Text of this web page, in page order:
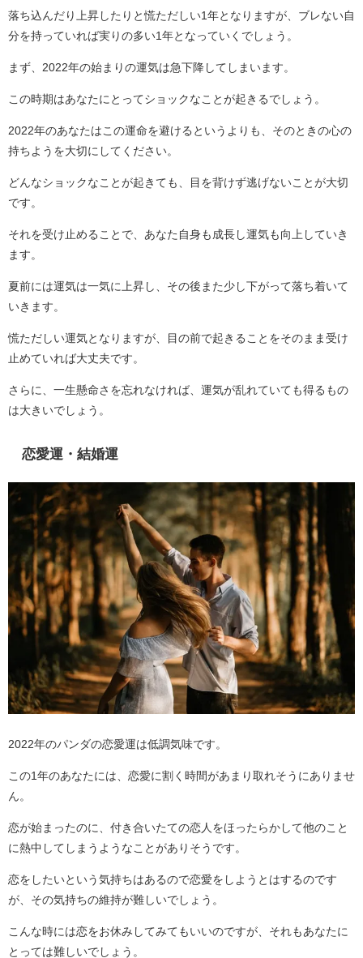
落ち込んだり上昇したりと慌ただしい1年となりますが、ブレない自
分を持っていれば実りの多い1年となっていくでしょう。
まず、2022年の始まりの運気は急下降してしまいます。
この時期はあなたにとってショックなことが起きるでしょう。
2022年のあなたはこの運命を避けるというよりも、そのときの心の
持ちようを大切にしてください。
どんなショックなことが起きても、目を背けず逃げないことが大切
です。
それを受け止めることで、あなた自身も成長し運気も向上していき
ます。
夏前には運気は一気に上昇し、その後また少し下がって落ち着いて
いきます。
慌ただしい運気となりますが、目の前で起きることをそのまま受け
止めていれば大丈夫です。
さらに、一生懸命さを忘れなければ、運気が乱れていても得るもの
は大きいでしょう。
恋愛運・結婚運
2022年のパンダの恋愛運は低調気味です。
この1年のあなたには、恋愛に割く時間があまり取れそうにありませ
ん。
恋が始まったのに、付き合いたての恋人をほったらかして他のこと
に熱中してしまうようなことがありそうです。
恋をしたいという気持ちはあるので恋愛をしようとはするのです
が、その気持ちの維持が難しいでしょう。
こんな時には恋をお休みしてみてもいいのですが、それもあなたに
とっては難しいでしょう。